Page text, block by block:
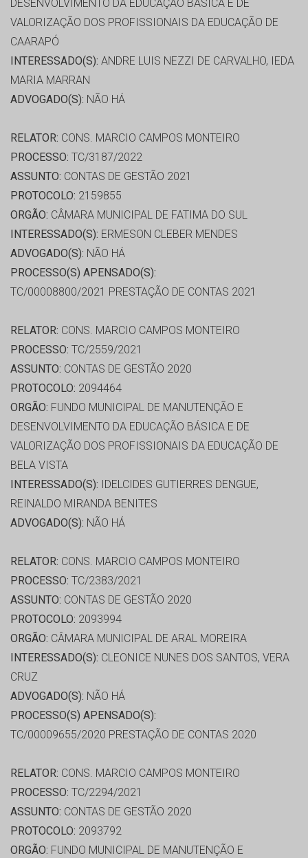
DESENVOLVIMENTO DA EDUCAÇÃO BÁSICA E DE
VALORIZAÇÃO DOS PROFISSIONAIS DA EDUCAÇÃO DE
CAARAPÓ
INTERESSADO(S): ANDRE LUIS NEZZI DE CARVALHO, IEDA
MARIA MARRAN
ADVOGADO(S): NÃO HÁ
RELATOR: CONS. MARCIO CAMPOS MONTEIRO
PROCESSO: TC/3187/2022
ASSUNTO: CONTAS DE GESTÃO 2021
PROTOCOLO: 2159855
ORGÃO: CÂMARA MUNICIPAL DE FATIMA DO SUL
INTERESSADO(S): ERMESON CLEBER MENDES
ADVOGADO(S): NÃO HÁ
PROCESSO(S) APENSADO(S):
TC/00008800/2021 PRESTAÇÃO DE CONTAS 2021
RELATOR: CONS. MARCIO CAMPOS MONTEIRO
PROCESSO: TC/2559/2021
ASSUNTO: CONTAS DE GESTÃO 2020
PROTOCOLO: 2094464
ORGÃO: FUNDO MUNICIPAL DE MANUTENÇÃO E
DESENVOLVIMENTO DA EDUCAÇÃO BÁSICA E DE
VALORIZAÇÃO DOS PROFISSIONAIS DA EDUCAÇÃO DE
BELA VISTA
INTERESSADO(S): IDELCIDES GUTIERRES DENGUE,
REINALDO MIRANDA BENITES
ADVOGADO(S): NÃO HÁ
RELATOR: CONS. MARCIO CAMPOS MONTEIRO
PROCESSO: TC/2383/2021
ASSUNTO: CONTAS DE GESTÃO 2020
PROTOCOLO: 2093994
ORGÃO: CÂMARA MUNICIPAL DE ARAL MOREIRA
INTERESSADO(S): CLEONICE NUNES DOS SANTOS, VERA
CRUZ
ADVOGADO(S): NÃO HÁ
PROCESSO(S) APENSADO(S):
TC/00009655/2020 PRESTAÇÃO DE CONTAS 2020
RELATOR: CONS. MARCIO CAMPOS MONTEIRO
PROCESSO: TC/2294/2021
ASSUNTO: CONTAS DE GESTÃO 2020
PROTOCOLO: 2093792
ORGÃO: FUNDO MUNICIPAL DE MANUTENÇÃO E